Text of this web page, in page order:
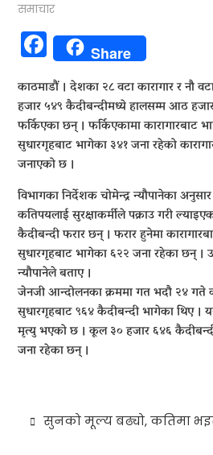
समाचार
Facebook
Share
काठमाडौं । देशका २८ वटा कारागार र नौ
हजार ५४९ कैदीबन्दीमध्ये हालसम्म आठ
फर्किएका छन् । फर्किएकामा कारागारबाट
सुधारगृहबाट भागेका ३४१ जना रहेको
जनाएको छ ।
विभागका निर्देशक चोमेन्द्र न्यौपानेका
कतिपयलाई सुरक्षाकर्मीले पक्राउ गरी
कैदीबन्दी फरार छन् । फरार हुनेमा
सुधारगृहबाट भागेका ६२२ जना रहेका छन् ।
न्यौपानेले बताए ।
जेनजी आन्दोलनका क्रममा गत भदौ २४ गते
सुधारगृहबाट ९६४ कैदीबन्दी भागेका थिए ।
मृत्यु भएको छ । कूल ३० हजार ६४६
जना रहेका छन् ।
Post
navigation
सुनको मूल्य बढ्यो, कतिमा